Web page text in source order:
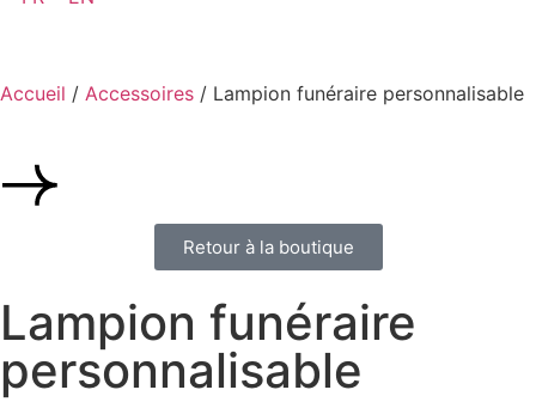
Accueil / Accessoires / Lampion funéraire personnalisable
Retour à la boutique
Lampion funéraire
personnalisable